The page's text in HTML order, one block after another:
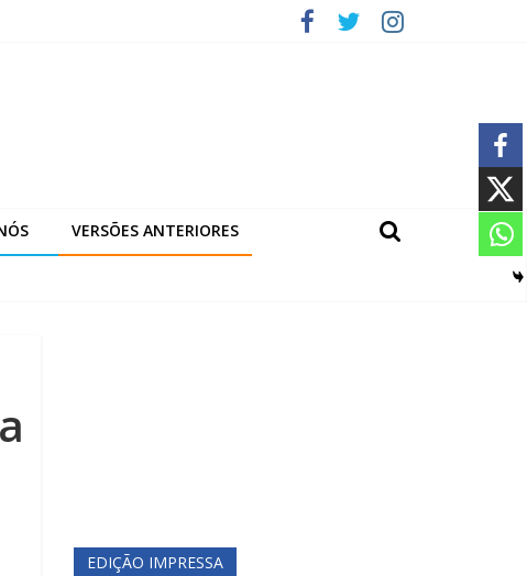
VERSÕES ANTERIORES
EDIÇÃO IMPRESSA